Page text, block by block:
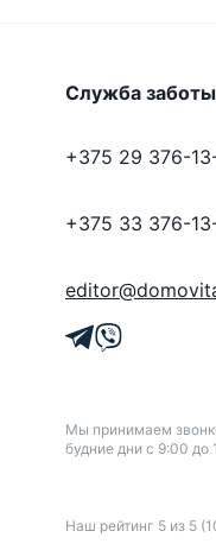
Служба заботы
+375 29 376-
+375 33 376-
Мы принимаем
будние дни с 9:00 до
Наш рейтинг 5 из 5 (